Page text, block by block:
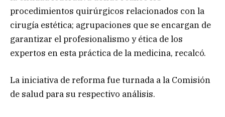
procedimientos quirúrgicos relacionados con la
cirugía estética; agrupaciones que se encargan de
garantizar el profesionalismo y ética de los
expertos en esta práctica de la medicina, recalcó.
La iniciativa de reforma fue turnada a la Comisión
de salud para su respectivo análisis.